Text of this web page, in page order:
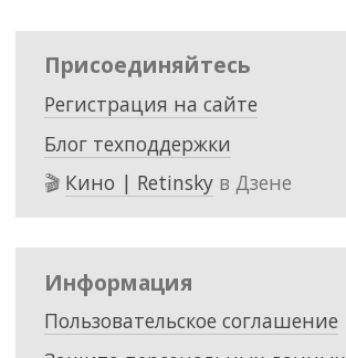
Присоединяйтесь
Регистрация на сайте
Блог техподдержки
🎬 Кино | Retinskyв Дзене
Информация
Пользовательское соглашение